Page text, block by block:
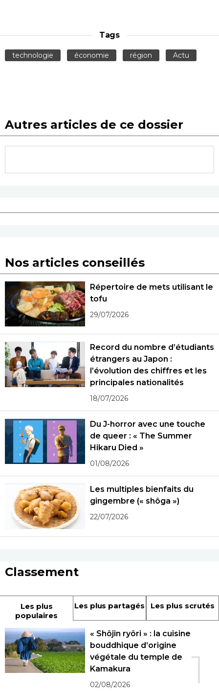
Tags
technologie économie région Actu
Autres articles de ce dossier
Nos articles conseillés
Répertoire de mets utilisant le
tofu
29/07/2026
Record du nombre d’étudiants
étrangers au Japon :
l’évolution des chiffres et les
principales nationalités
18/07/2026
Du J-horror avec une touche
de queer : « The Summer
Hikaru Died »
01/08/2026
Les multiples bienfaits du
gingembre (« shôga »)
22/07/2026
Classement
Les plus
populaires
Les plus partagés Les plus scrutés
1
« Shôjin ryôri » : la cuisine
bouddhique d’origine
végétale du temple de
Kamakura
02/08/2026